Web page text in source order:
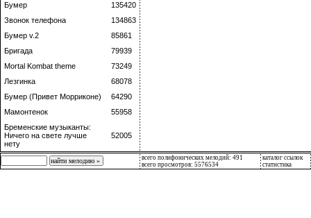
Бумер
135420
Звонок телефона
134863
Бумер v.2
85861
Бригада
79939
Mortal Kombat theme
73249
Лезгинка
68078
Бумер (Привет Морриконе)
64290
Мамонтенок
55958
Бременские музыканты:
Ничего на свете лучше
нету
52005
всего полифонических мелодий: 491
всего просмотров: 5576534
каталог ссылок
статистика